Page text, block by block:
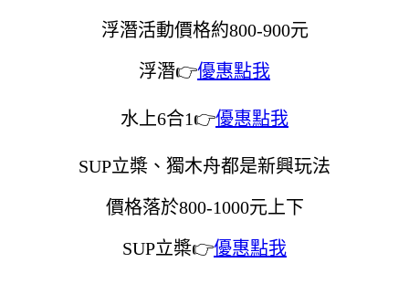
浮潛活動價格約800-900元
浮潛👉優惠點我
水上6合1👉優惠點我
SUP立槳、獨木舟都是新興玩法
價格落於800-1000元上下
SUP立槳👉優惠點我